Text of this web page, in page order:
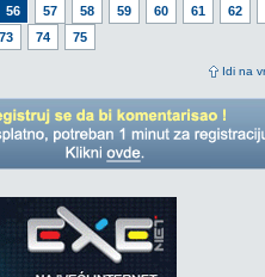
56 57 58 59 60 61
62
73 74 75
Idi na